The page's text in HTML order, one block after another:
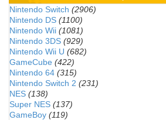
Nintendo Switch (2906)
Nintendo DS (1100)
Nintendo Wii (1081)
Nintendo 3DS (929)
Nintendo Wii U (682)
GameCube (422)
Nintendo 64 (315)
Nintendo Switch 2 (231)
NES (138)
Super NES (137)
GameBoy (119)